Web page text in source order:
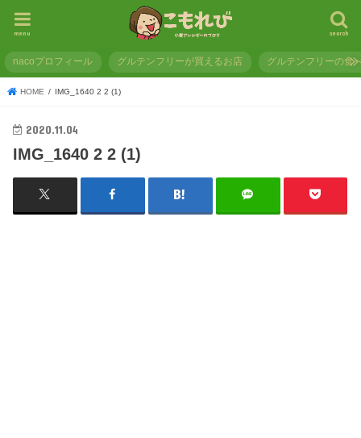
search
menu
nacoプロフィール グルテンフリーが買えるお店 グルテンフリーの食
HOME IMG_1640 2 2 (1)
2020.11.04
IMG_1640 2 2 (1)